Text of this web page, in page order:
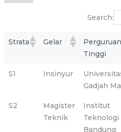
Search:
Strata Gelar
Perguruan
Tinggi
S1 Insinyur
Gadjah
S2
Magister
Teknik
Institut
Teknologi
Bandung